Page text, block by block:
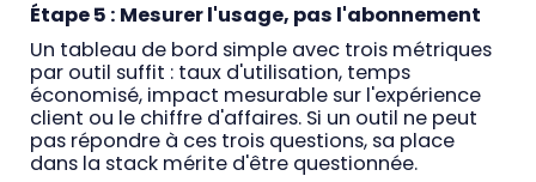
Étape 5 : Mesurer l'usage, pas l'abonnement
Un tableau de bord simple avec trois métriques
par outil suffit : taux d'utilisation, temps
économisé, impact mesurable sur l'expérience
client ou le chiffre d'affaires. Si un outil ne peut
pas répondre à ces trois questions, sa place
dans la stack mérite d'être questionnée.